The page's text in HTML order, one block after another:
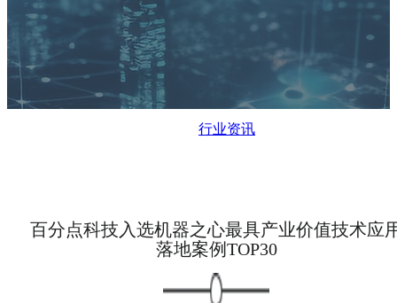
行业资讯
百分点科技入选机器之心最具产业价值技术应
落地案例TOP30